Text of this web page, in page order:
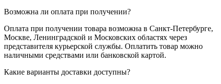
Возможна ли оплата при получении?
Оплата при получении товара возможна в Санкт-Петербурге,
Москве, Ленинградской и Московских областях через
представителя курьерской службы. Оплатить товар можно
наличными средствами или банковской картой.
Какие варианты доставки доступны?